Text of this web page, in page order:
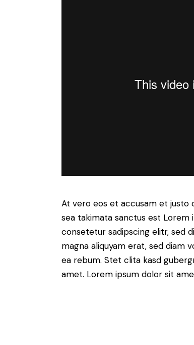
At vero eos et accusam et justo
sea takimata sanctus est
consetetur sadipscing elitr, sed
magna aliquyam erat, sed diam
ea rebum. Stet clita kasd
amet. Lorem ipsum dolor sit